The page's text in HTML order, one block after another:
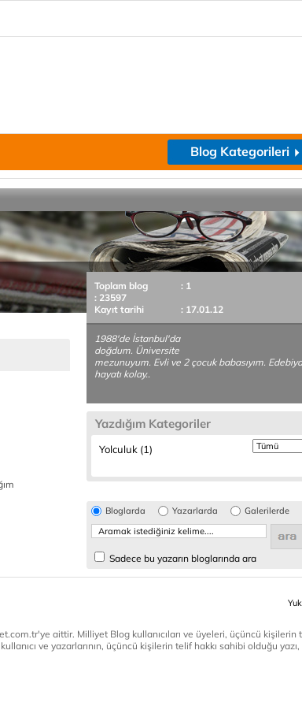
Blog Kategorileri
Toplam blog
: 1
: 23597
Kayıt tarihi
: 17.01.12
1988'de İstanbul'da
doğdum. Üniversite
mezunuyum. Evli ve 2 çocuk babasıyım.
hayatı kolay..
Yazdığım Kategoriler
Yolculuk (1)
Bloglarda Yazarlarda Galerilerde
Sadece bu yazarın bloglarında ara
aittir. Milliyet Blog kullanıcıları ve üyeleri, üçüncü kişilerin
ve yazarlarının, üçüncü kişilerin telif hakkı sahibi olduğu